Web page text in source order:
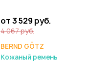
от 3 529 руб.
4 067 руб.
BERND GÖTZ
Кожаный ремень